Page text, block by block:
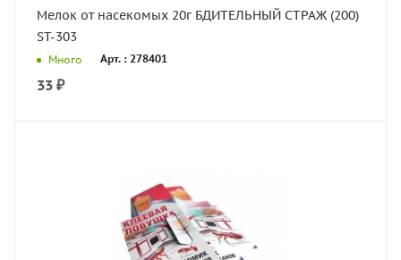
Мелок от насекомых 20г БДИТЕЛЬНЫЙ СТРАЖ (200)
ST-303
Много Арт. : 278401
33 ₽